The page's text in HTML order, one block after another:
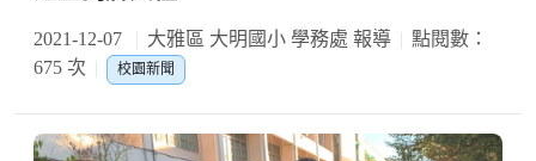
2021-12-07 大雅區 大明國小 學務處 報導
點閱數：
675 次
校園新聞